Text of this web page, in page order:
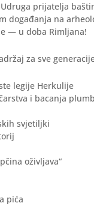
prijatelja
događanja na
— u doba Rimljana!
za sve
legije Herkulije
i bacanja
svjetiljki
oživljava“
pića